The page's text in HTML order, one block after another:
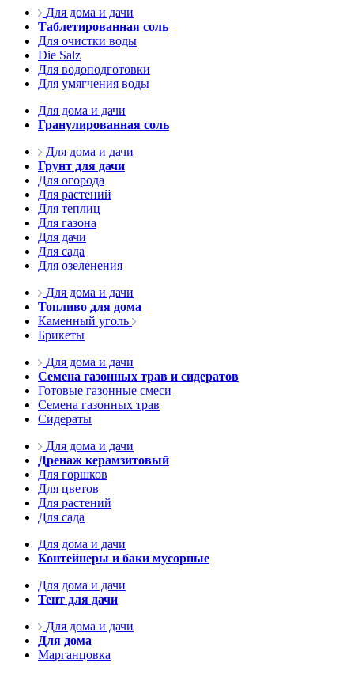
Для дома и дачи
Таблетированная соль
Для очистки воды
Die Salz
Для водоподготовки
Для умягчения воды
Для дома и дачи
Гранулированная соль
Для дома и дачи
Грунт для дачи
Для огорода
Для растений
Для теплиц
Для газона
Для дачи
Для сада
Для озеленения
Для дома и дачи
Топливо для дома
Каменный уголь
Брикеты
Для дома и дачи
Семена газонных трав и сидератов
Готовые газонные смеси
Семена газонных трав
Сидераты
Для дома и дачи
Дренаж керамзитовый
Для горшков
Для цветов
Для растений
Для сада
Для дома и дачи
Контейнеры и баки мусорные
Для дома и дачи
Тент для дачи
Для дома и дачи
Для дома
Марганцовка